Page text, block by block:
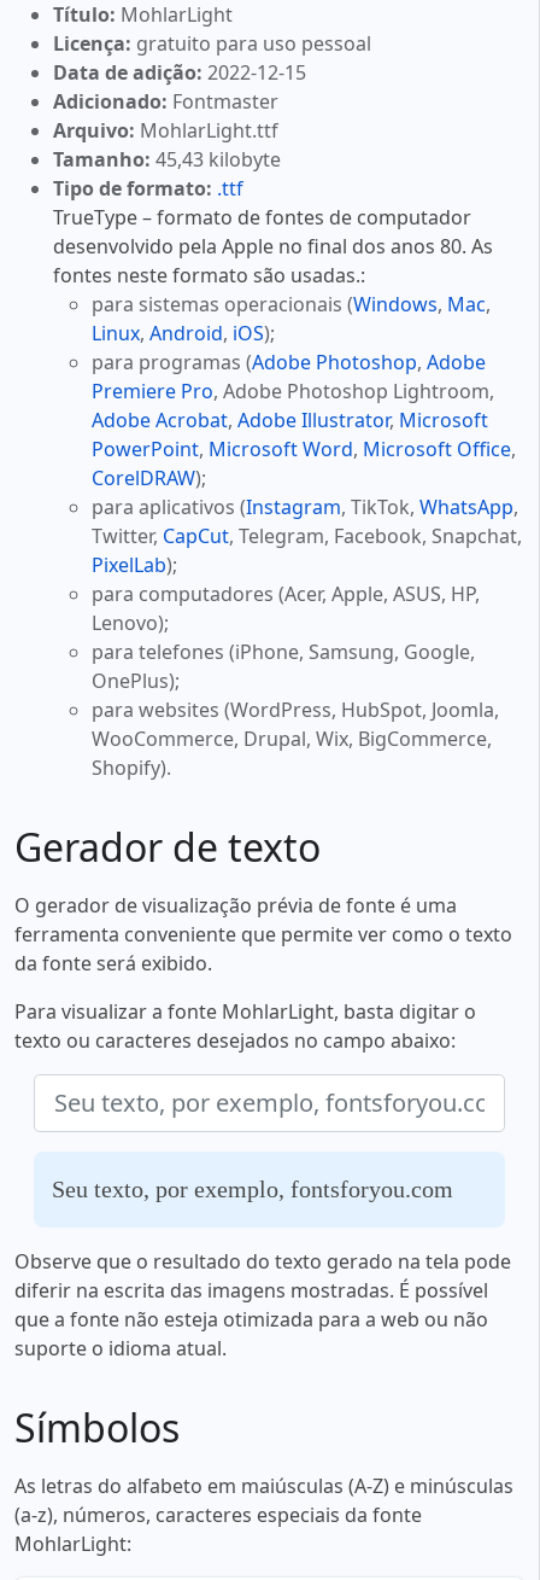
Título: MohlarLight
Licença: gratuito para uso pessoal
Data de adição: 2022-12-15
Adicionado: Fontmaster
Arquivo: MohlarLight.ttf
Tamanho: 45,43 kilobyte
Tipo de formato: .ttf
TrueType – formato de fontes de computador
desenvolvido pela Apple no final dos anos 80. As
fontes neste formato são usadas.:
para sistemas operacionais (Windows, Mac,
Linux, Android, iOS);
para programas (Adobe Photoshop, Adobe
Premiere Pro, Adobe Photoshop Lightroom,
Adobe Acrobat, Adobe Illustrator, Microsoft
PowerPoint, Microsoft Word, Microsoft Office,
CorelDRAW);
para aplicativos (Instagram, TikTok, WhatsApp,
Twitter, CapCut, Telegram, Facebook, Snapchat,
PixelLab);
para computadores (Acer, Apple, ASUS, HP,
Lenovo);
para telefones (iPhone, Samsung, Google,
OnePlus);
para websites (WordPress, HubSpot, Joomla,
WooCommerce, Drupal, Wix, BigCommerce,
Shopify).
Gerador de texto
O gerador de visualização prévia de fonte é uma
ferramenta conveniente que permite ver como o texto
da fonte será exibido.
Para visualizar a fonte MohlarLight, basta digitar o
texto ou caracteres desejados no campo abaixo:
Seu texto, por exemplo, fontsforyou.com
Observe que o resultado do texto gerado na tela pode
diferir na escrita das imagens mostradas. É possível
que a fonte não esteja otimizada para a web ou não
suporte o idioma atual.
Símbolos
As letras do alfabeto em maiúsculas (A-Z) e minúsculas
(a-z), números, caracteres especiais da fonte
MohlarLight: